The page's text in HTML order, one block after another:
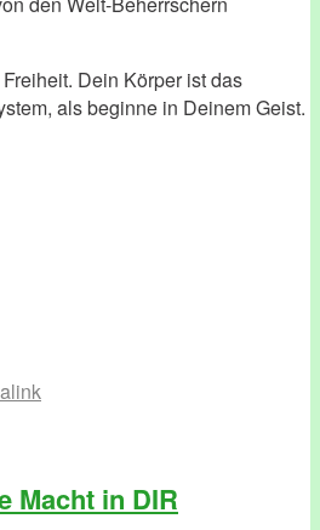
Dein Körper ist das
als beginne in Deinem Geist.
Macht in DIR